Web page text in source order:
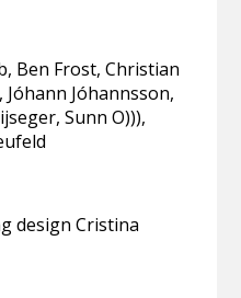
Ben Frost, Christian
Jóhann Jóhannsson,
Sunn O))),
design Cristina